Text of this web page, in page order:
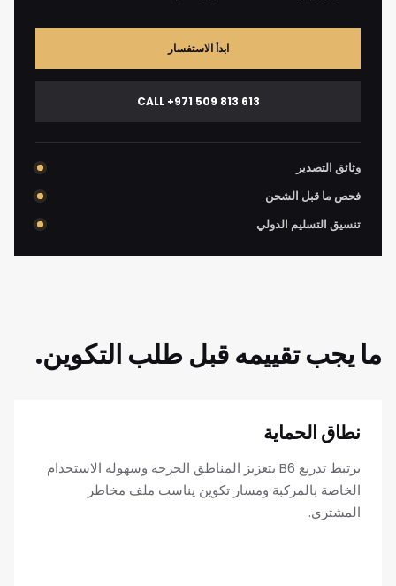
ابدأ الاستفسار
CALL +971 509 813 613
وثائق التصدير
فحص ما قبل الشحن
تنسيق التسليم الدولي
ما يجب تقييمه قبل طلب التكوين.
نطاق الحماية
يرتبط تدريع B6 بتعزيز المناطق الحرجة وسهولة الاستخدام
الخاصة بالمركبة ومسار تكوين يناسب ملف مخاطر
المشتري.